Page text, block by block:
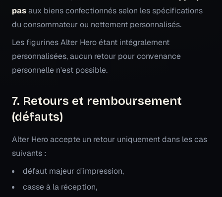
pasaux biens confectionnés selon les spécifications
du consommateur ou nettement personnalisés.
Les figurines Alter Hero étant intégralement
personnalisées, aucun retour pour convenance
personnelle n'est possible.
7. Retours et remboursement
(défauts)
Alter Hero accepte un retour uniquement dans les cas
suivants :
défaut majeur d'impression,
casse à la réception,